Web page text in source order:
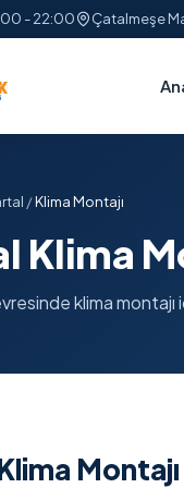
- 22:00 Çatalmeşe
/Klima Montajı
Klima
klima